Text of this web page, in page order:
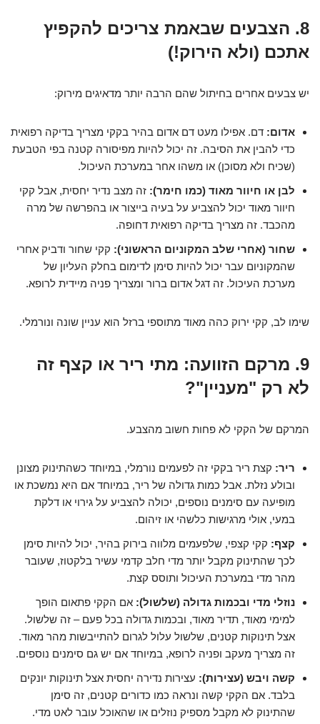
8. הצבעים שבאמת צריכים להקפיץ
אתכם (ולא הירוק!)
יש צבעים אחרים בחיתול שהם הרבה יותר מדאיגים מירוק:
אדום: דם. אפילו מעט דם אדום בהיר בקקי מצריך בדיקה רפואית
כדי להבין את הסיבה. זה יכול להיות מפיסורה קטנה בפי הטבעת
(שכיח ולא מסוכן) או משהו אחר במערכת העיכול.
לבן או חיוור מאוד (כמו חימר): זה מצב נדיר יחסית, אבל קקי
חיוור מאוד יכול להצביע על בעיה בייצור או בהפרשה של מרה
מהכבד. זה מצריך בדיקה רפואית דחופה.
שחור (אחרי שלב המקוניום הראשוני): קקי שחור ודביק אחרי
שהמקוניום עבר יכול להיות סימן לדימום בחלק העליון של
מערכת העיכול. זה דגל אדום ברור ומצריך פניה מיידית לרופא.
שימו לב, קקי ירוק כהה מאוד מתוספי ברזל הוא עניין שונה ונורמלי.
9. מרקם הזוועה: מתי ריר או קצף זה
לא רק "מעניין"?
המרקם של הקקי לא פחות חשוב מהצבע.
ריר: קצת ריר בקקי זה לפעמים נורמלי, במיוחד כשהתינוק מצונן
ובולע נזלת. אבל כמות גדולה של ריר, במיוחד אם היא נמשכת או
מופיעה עם סימנים נוספים, יכולה להצביע על גירוי או דלקת
במעי, אולי מרגישות כלשהי או זיהום.
קצף: קקי קצפי, שלפעמים מלווה בירוק בהיר, יכול להיות סימן
לכך שהתינוק מקבל יותר מדי חלב קדמי עשיר בלקטוז, שעובר
מהר מדי במערכת העיכול ותוסס קצת.
נוזלי מדי ובכמות גדולה (שלשול): אם הקקי פתאום הופך
למימי מאוד, תדיר מאוד, ובכמות גדולה בכל פעם – זה שלשול.
אצל תינוקות קטנים, שלשול עלול לגרום להתייבשות מהר מאוד.
זה מצריך מעקב ופניה לרופא, במיוחד אם יש גם סימנים נוספים.
קשה ויבש (עצירות): עצירות נדירה יחסית אצל תינוקות יונקים
בלבד. אם הקקי קשה ונראה כמו כדורים קטנים, זה סימן
שהתינוק לא מקבל מספיק נוזלים או שהאוכל עובר לאט מדי.